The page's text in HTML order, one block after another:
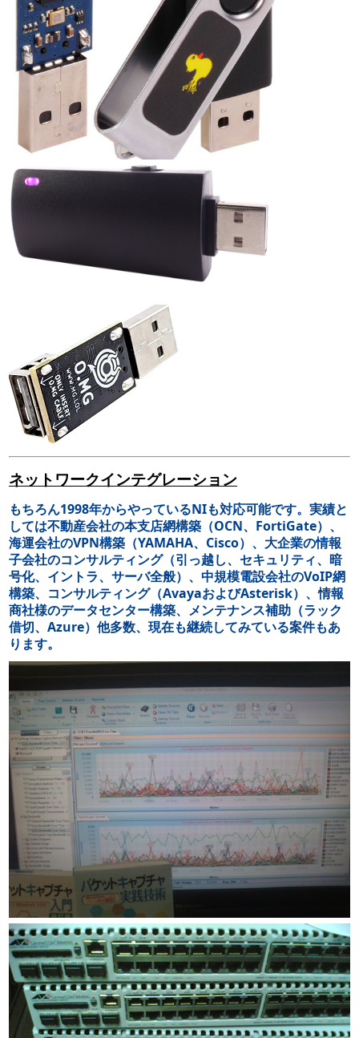
ネットワークインテグレーション
もちろん1998年からやっているNIも対応可能です。実績と
しては不動産会社の本支店網構築（OCN、FortiGate）、
海運会社のVPN構築（YAMAHA、Cisco）、大企業の情報
子会社のコンサルティング（引っ越し、セキュリティ、暗
号化、イントラ、サーバ全般）、中規模電設会社のVoIP網
構築、コンサルティング（AvayaおよびAsterisk）、情報
商社様のデータセンター構築、メンテナンス補助（ラック
借切、Azure）他多数、現在も継続してみている案件もあ
ります。